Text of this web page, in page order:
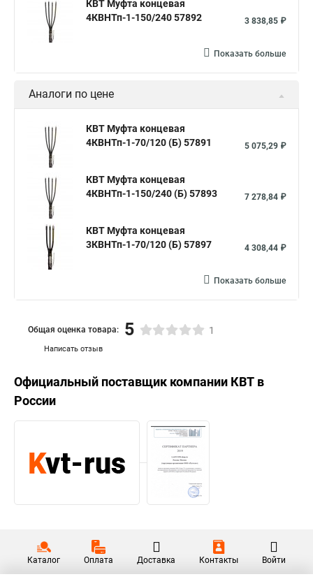
КВТ Муфта концевая
4КВНТп-1-150/240 57892
3 838,85 ₽
Показать больше
Аналоги по цене
КВТ Муфта концевая
4КВНТп-1-70/120 (Б) 57891
5 075,29 ₽
КВТ Муфта концевая
4КВНТп-1-150/240 (Б) 57893
7 278,84 ₽
КВТ Муфта концевая
3КВНТп-1-70/120 (Б) 57897
4 308,44 ₽
Показать больше
Написать отзыв
Общая оценка товара: 5 1
Официальный поставщик компании КВТ в
России
Каталог Оплата Доставка Контакты Войти